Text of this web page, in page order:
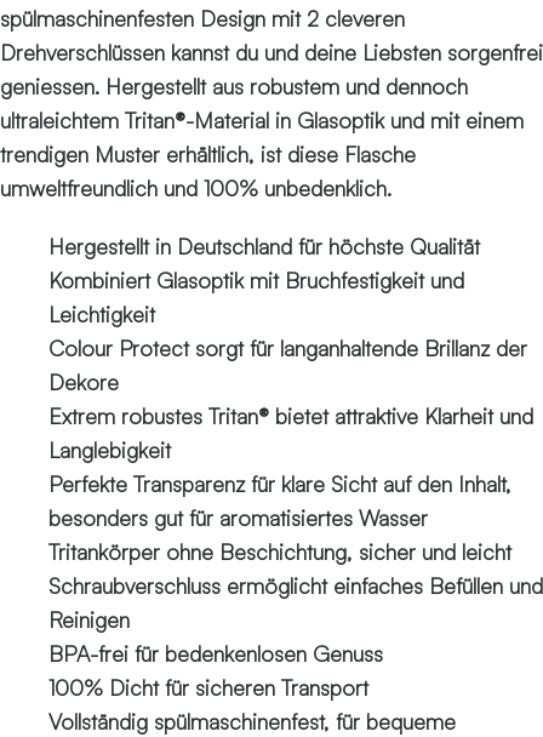
spülmaschinenfesten Design mit 2 cleveren
Drehverschlüssen kannst du und deine Liebsten sorgenfrei
geniessen. Hergestellt aus robustem und dennoch
ultraleichtem Tritan®-Material in Glasoptik und mit einem
trendigen Muster erhältlich, ist diese Flasche
umweltfreundlich und 100% unbedenklich.
Hergestellt in Deutschland für höchste Qualität
Kombiniert Glasoptik mit Bruchfestigkeit und
Leichtigkeit
Colour Protect sorgt für langanhaltende Brillanz der
Dekore
Extrem robustes Tritan® bietet attraktive Klarheit und
Langlebigkeit
Perfekte Transparenz für klare Sicht auf den Inhalt,
besonders gut für aromatisiertes Wasser
Tritankörper ohne Beschichtung, sicher und leicht
Schraubverschluss ermöglicht einfaches Befüllen und
Reinigen
BPA-frei für bedenkenlosen Genuss
100% Dicht für sicheren Transport
Vollständig spülmaschinenfest, für bequeme